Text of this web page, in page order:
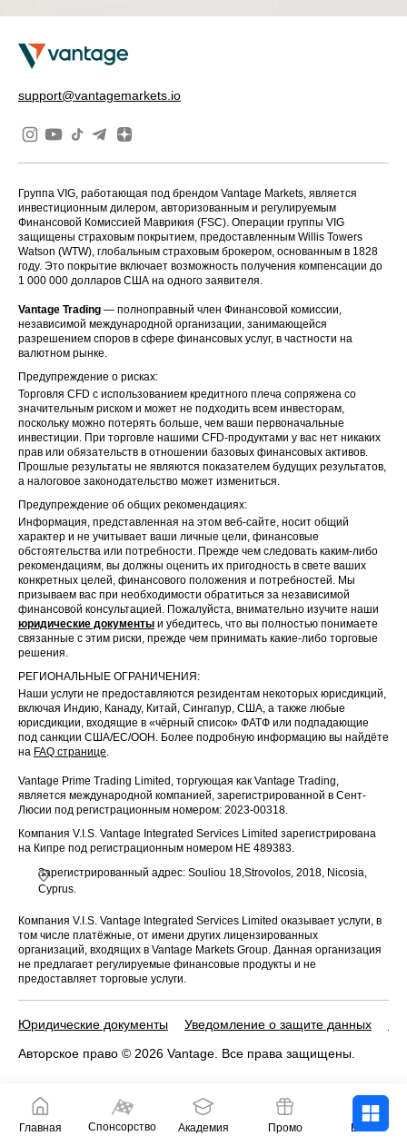
support@vantagemarkets.io
Группа VIG, работающая под брендом Vantage Markets, является
инвестиционным дилером, авторизованным и регулируемым
Финансовой Комиссией Маврикия (FSC). Операции группы VIG
защищены страховым покрытием, предоставленным Willis Towers
Watson (WTW), глобальным страховым брокером, основанным в 1828
году. Это покрытие включает возможность получения компенсации до
1 000 000 долларов США на одного заявителя.
Vantage Trading — полноправный член Финансовой комиссии,
независимой международной организации, занимающейся
разрешением споров в сфере финансовых услуг, в частности на
валютном рынке.
Предупреждение о рисках:
Торговля CFD с использованием кредитного плеча сопряжена со
значительным риском и может не подходить всем инвесторам,
поскольку можно потерять больше, чем ваши первоначальные
инвестиции. При торговле нашими CFD-продуктами у вас нет никаких
прав или обязательств в отношении базовых финансовых активов.
Прошлые результаты не являются показателем будущих результатов,
а налоговое законодательство может измениться.
Предупреждение об общих рекомендациях:
Информация, представленная на этом веб-сайте, носит общий
характер и не учитывает ваши личные цели, финансовые
обстоятельства или потребности. Прежде чем следовать каким-либо
рекомендациям, вы должны оценить их пригодность в свете ваших
конкретных целей, финансового положения и потребностей. Мы
призываем вас при необходимости обратиться за независимой
финансовой консультацией. Пожалуйста, внимательно изучите наши
юридические документы и убедитесь, что вы полностью понимаете
связанные с этим риски, прежде чем принимать какие-либо торговые
решения.
РЕГИОНАЛЬНЫЕ ОГРАНИЧЕНИЯ:
Наши услуги не предоставляются резидентам некоторых юрисдикций,
включая Индию, Канаду, Китай, Сингапур, США, а также любые
юрисдикции, входящие в «чёрный список» ФАТФ или подпадающие
под санкции США/ЕС/ООН. Более подробную информацию вы найдёте
на FAQ странице.
Vantage Prime Trading Limited, торгующая как Vantage Trading,
является международной компанией, зарегистрированной в Сент-
Люсии под регистрационным номером: 2023-00318.
Компания V.I.S. Vantage Integrated Services Limited зарегистрирована
на Кипре под регистрационным номером HE 489383.
Зарегистрированный адрес: Souliou 18,Strovolos, 2018, Nicosia,
Cyprus.
Компания V.I.S. Vantage Integrated Services Limited оказывает услуги, в
том числе платёжные, от имени других лицензированных
организаций, входящих в Vantage Markets Group. Данная организация
не предлагает регулируемые финансовые продукты и не
предоставляет торговые услуги.
Юридические документы Уведомление о защите данных
Авторское право © 2026 Vantage. Все права защищены.
Главная Спонсорство Академия Промо Войти